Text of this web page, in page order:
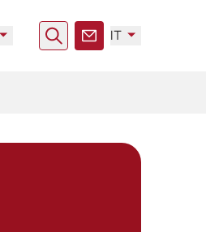
RicercaContatto
IT